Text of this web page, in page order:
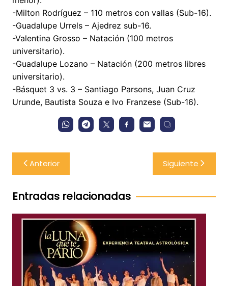
-Milton Rodríguez – 110 metros con vallas (Sub-16).
-Guadalupe Urrels – Ajedrez sub-16.
-Valentina Grosso – Natación (100 metros
universitario).
-Guadalupe Lozano – Natación (200 metros libres
universitario).
-Básquet 3 vs. 3 – Santiago Parsons, Juan Cruz
Urunde, Bautista Souza e Ivo Franzese (Sub-16).
Navegación
de
entradas
Anterior Siguiente
Entradas relacionadas